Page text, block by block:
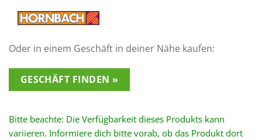
Oder in einem Geschäft in deiner Nähe kaufen:
GESCHÄFT FINDEN »
Bitte beachte: Die Verfügbarkeit dieses Produkts kann
variieren. Informiere dich bitte vorab, ob das Produkt dort